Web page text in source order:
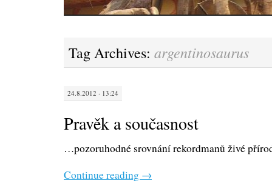
Tag Archives: argentinosaurus
24.8.2012 · 13:24
Pravěk a současnost
…pozoruhodné srovnání rekordmanů živé
Continue reading →